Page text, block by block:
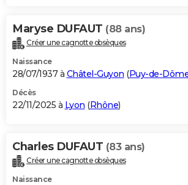
Maryse DUFAUT (88 ans)
Créer une cagnotte obsèques
Naissance
28/07/1937 à Châtel-Guyon (Puy-de-
Décès
22/11/2025 à Lyon (Rhône)
Charles DUFAUT (83 ans)
Créer une cagnotte obsèques
Naissance